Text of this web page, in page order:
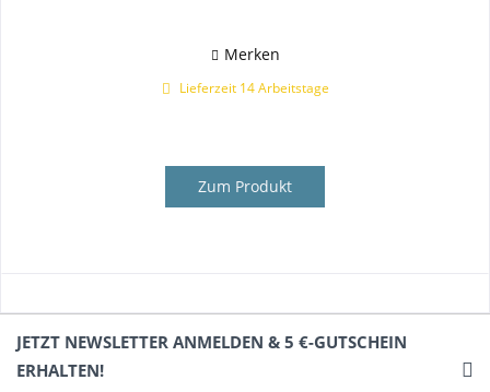
Merken
Lieferzeit 14 Arbeitstage
Zum Produkt
JETZT NEWSLETTER ANMELDEN & 5 €-GUTSCHEIN
ERHALTEN!